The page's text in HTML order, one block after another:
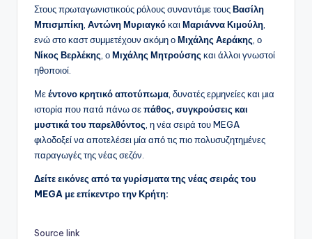
Στους πρωταγωνιστικούς ρόλους συναντάμε τουςΒασίλη
Μπισμπίκη Αντώνη Μυριαγκόκαι Μαριάννα Κιμούλη
ενώ στο καστ συμμετέχουν ακόμη οΜιχάλης Αεράκης , ο
Νίκος Βερλέκης , οΜιχάλης Μητρούσης και άλλοι γνωστοί
ηθοποιοί.
Μεέντονο κρητικό αποτύπωμα , δυνατές ερμηνείες και μια
ιστορία που πατά πάνω σεπάθος, συγκρούσεις και
μυστικά του παρελθόντος , η νέα σειρά του MEGA
φιλοδοξεί να αποτελέσει μία από τις πιο πολυσυζητημένες
παραγωγές της νέας σεζόν.
Δείτε εικόνες από τα γυρίσματα της νέας σειράς του
MEGA με επίκεντρο την Κρήτη:
Source link